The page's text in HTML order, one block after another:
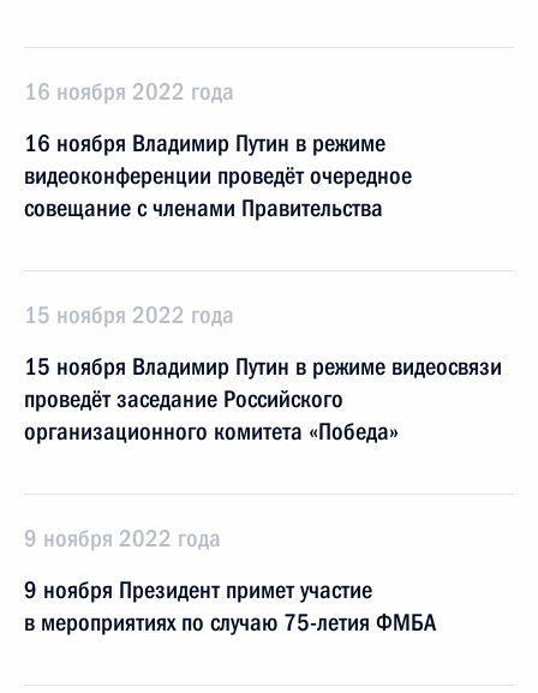
16 ноября 2022 года
16 ноября Владимир Путин в режиме
видеоконференции проведёт очередное
совещание с членами Правительства
15 ноября 2022 года
15 ноября Владимир Путин в режиме видеосвязи
проведёт заседание Российского
организационного комитета «Победа»
9 ноября 2022 года
9 ноября Президент примет участие
в мероприятиях по случаю 75-летия ФМБА